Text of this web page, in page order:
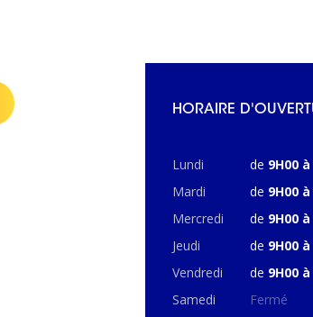
HORAIRE
Lundi de 9H00
Mardi
de 9H00
Mercredi
de 9H00
Jeudi
de 9H00
Vendredi
de 9H00
Samedi
Fermé